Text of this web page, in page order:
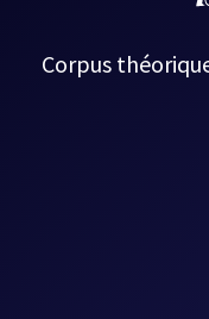
Corpus